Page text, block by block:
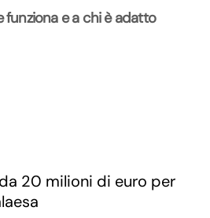
funziona e a chi è adatto